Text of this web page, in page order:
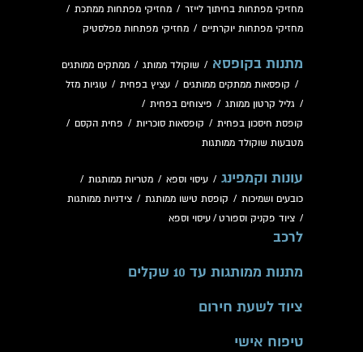
מחזיקי מפתחות בחיתוך לייזר / מחזיקי מפתחות ממתכת /
מחזיקי מפתחות יוקרתיים / מחזיקי מפתחות מפלסטיק
מתנות בקופסא / שוקולד ממותג / ממתקים ממותגים
/ קופסאות ממתקים ממותגים / עציץ בפחית / עוגיות מזל
/ גליל קרטון ממותג / פיצוחים בפחית /
קופסת חיסכון בפחית / קופסאות סוכריות / פחית הקסם /
מטבעות שוקולד ממותגות
עונות וקמפינג / עיסוי וספא / מטריות ממותגות /
כובעים ושמיכות / קופסת טישו ממותגת / צידניות ממותגות
/ ציוד פקניק וספורט / עיסוי וספא
לרכב
מתנות ממותגות עד 10 שקלים
ציוד לשעת חירום
טיפוח אישי